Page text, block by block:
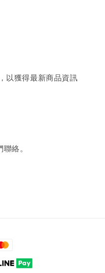
以獲得最新商品資訊
絡。